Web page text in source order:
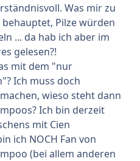
Was mir zu
Pilze würden
... da hab ich aber im
gelesen?!
mit dem "nur
Ich muss doch
wieso steht dann
Ich bin derzeit
mit Cien
ich NOCH Fan von
(bei allem anderen